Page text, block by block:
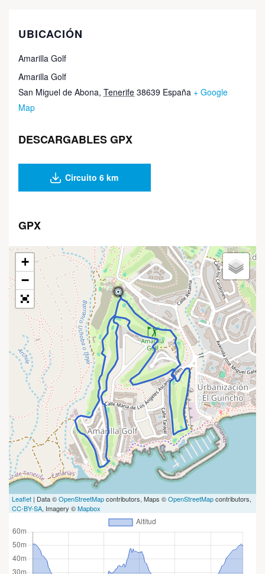
UBICACIÓN
Amarilla Golf
Amarilla Golf
San Miguel de Abona, Tenerife 38639 España + Google
Map
DESCARGABLES GPX
Circuito 6 km
GPX
+
−
Leaflet | Data ©OpenStreetMapcontributors, Maps ©OpenStreetMapcontributors,
CC-BY-SA, Imagery ©Mapbox